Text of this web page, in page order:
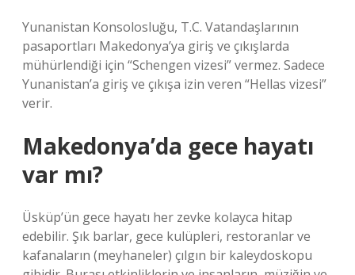
Yunanistan Konsolosluğu, T.C. Vatandaşlarının
pasaportları Makedonya’ya giriş ve çıkışlarda
mühürlendiği için “Schengen vizesi” vermez. Sadece
Yunanistan’a giriş ve çıkışa izin veren “Hellas vizesi”
verir.
Makedonya’da gece hayatı
var mı?
Üsküp’ün gece hayatı her zevke kolayca hitap
edebilir. Şık barlar, gece kulüpleri, restoranlar ve
kafanaların (meyhaneler) çılgın bir kaleydoskopu